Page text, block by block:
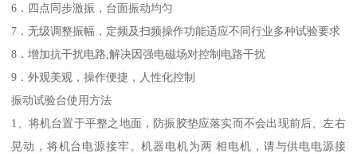
6．四点同步激振，台面振动均匀
7．无级调整振幅，定频及扫频操作功能适应不同行业多种试验要求
8．增加抗干扰电路,解决因强电磁场对控制电路干扰
9．外观美观，操作便捷，人性化控制
振动试验台使用方法
1、将机台置于平整之地面，防振胶垫应落实而不会出现前后、左右
晃动，将机台电源接牢。机器电机为两 相电机，请与供电电源接